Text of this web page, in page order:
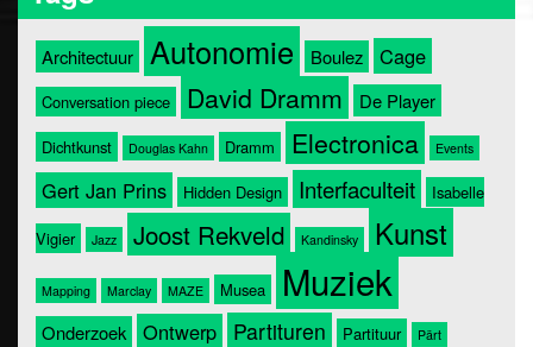
Architectuur Autonomie Boulez Cage
Conversation piece David Dramm De Player
Dichtkunst Douglas Kahn Dramm Electronica Events
Gert Jan Prins Hidden Design Interfaculteit Isabelle
Vigier Jazz Joost Rekveld Kandinsky Kunst
Mapping Marclay MAZE Musea Muziek
Onderzoek Ontwerp Partituren Partituur Pärt